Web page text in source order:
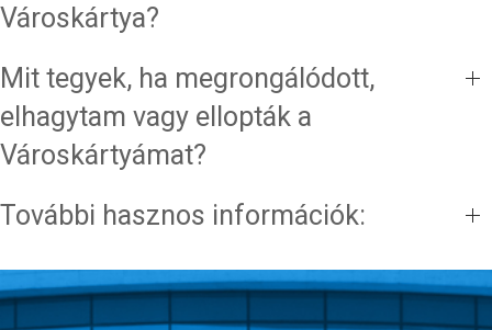
Városkártya?
Mit tegyek, ha megrongálódott,
elhagytam vagy ellopták a
Városkártyámat?
További hasznos információk: